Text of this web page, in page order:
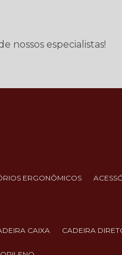
nossos especialistas!
ERGONÔMICOS
CAIXA CADEIRA